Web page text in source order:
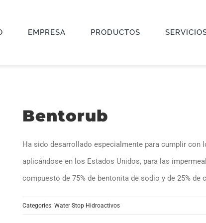
EMPRESA PRODUCTOS
Bentorub
Ha sido desarrollado especialmente para cumplir con
aplicándose en los Estados Unidos, para las
compuesto de 75% de bentonita de sodio y de 25%
Categories: Water Stop Hidroactivos